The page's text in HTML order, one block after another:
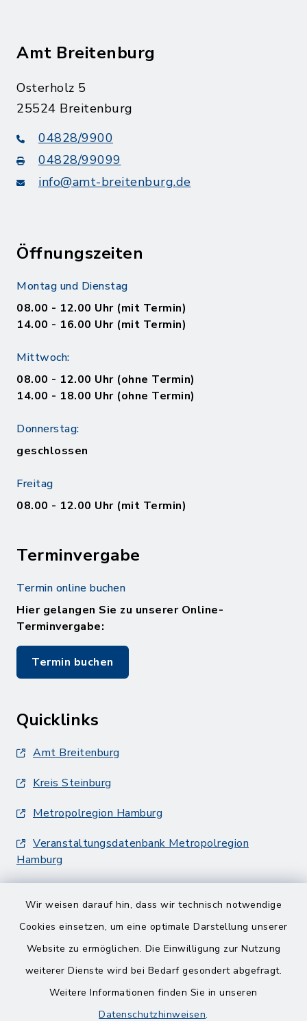
Wir weisen darauf hin, dass wir technisch notwendige
Cookies einsetzen, um eine optimale Darstellung unserer
Website zu ermöglichen. Die Einwilligung zur Nutzung
weiterer Dienste wird bei Bedarf gesondert abgefragt.
Weitere Informationen finden Sie in unseren
Datenschutzhinweisen.
Amt Breitenburg
Osterholz 5
25524 Breitenburg
04828/9900
04828/99099
info@amt-breitenburg.de
Öffnungszeiten
Montag und Dienstag
08.00 - 12.00 Uhr (mit Termin)
14.00 - 16.00 Uhr (mit Termin)
Mittwoch:
08.00 - 12.00 Uhr (ohne Termin)
14.00 - 18.00 Uhr (ohne Termin)
Donnerstag:
geschlossen
Freitag
08.00 - 12.00 Uhr (mit Termin)
Terminvergabe
Termin online buchen
Hier gelangen Sie zu unserer Online-
Terminvergabe:
Termin buchen
Quicklinks
Amt Breitenburg
Kreis Steinburg
Metropolregion Hamburg
Veranstaltungsdatenbank Metropolregion
Hamburg
Barrierefreiheit